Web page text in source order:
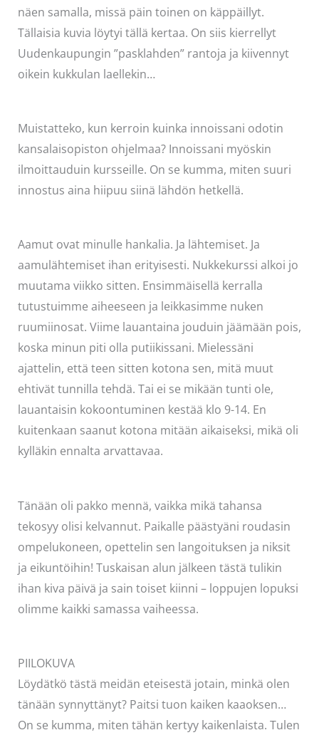
näen samalla, missä päin toinen on käppäillyt.
Tällaisia kuvia löytyi tällä kertaa. On siis kierrellyt
Uudenkaupungin ”pasklahden” rantoja ja kiivennyt
oikein kukkulan laellekin…
Muistatteko, kun kerroin kuinka innoissani odotin
kansalaisopiston ohjelmaa? Innoissani myöskin
ilmoittauduin kursseille. On se kumma, miten suuri
innostus aina hiipuu siinä lähdön hetkellä.
Aamut ovat minulle hankalia. Ja lähtemiset. Ja
aamulähtemiset ihan erityisesti. Nukkekurssi alkoi jo
muutama viikko sitten. Ensimmäisellä kerralla
tutustuimme aiheeseen ja leikkasimme nuken
ruumiinosat. Viime lauantaina jouduin jäämään pois,
koska minun piti olla putiikissani. Mielessäni
ajattelin, että teen sitten kotona sen, mitä muut
ehtivät tunnilla tehdä. Tai ei se mikään tunti ole,
lauantaisin kokoontuminen kestää klo 9-14. En
kuitenkaan saanut kotona mitään aikaiseksi, mikä oli
kylläkin ennalta arvattavaa.
Tänään oli pakko mennä, vaikka mikä tahansa
tekosyy olisi kelvannut. Paikalle päästyäni roudasin
ompelukoneen, opettelin sen langoituksen ja niksit
ja eikuntöihin! Tuskaisan alun jälkeen tästä tulikin
ihan kiva päivä ja sain toiset kiinni – loppujen lopuksi
olimme kaikki samassa vaiheessa.
PIILOKUVA
Löydätkö tästä meidän eteisestä jotain, minkä olen
tänään synnyttänyt? Paitsi tuon kaiken kaaoksen…
On se kumma, miten tähän kertyy kaikenlaista. Tulen